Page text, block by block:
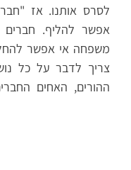
לסרס אותנו. אז
אפשר להליף. חברים
משפחה אי אפשר
צריך לדבר על כל
ההורים, האחים